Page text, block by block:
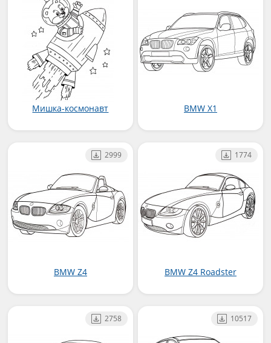
Мишка-космонавт BMW X1
BMW Z4
2999
BMW Z4 Roadster
1774
2758 10517